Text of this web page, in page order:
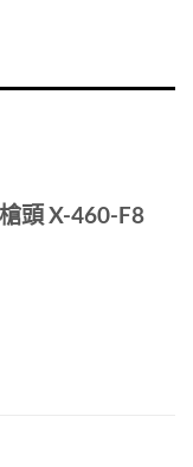
頭 X-460-F8